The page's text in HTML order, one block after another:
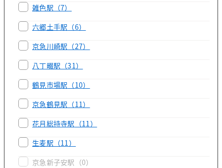
雑色駅 （7）
六郷土手駅 （6）
京急川崎駅 （27）
八丁畷駅 （31）
鶴見市場駅 （10）
京急鶴見駅 （11）
花月総持寺駅 （11）
生麦駅 （11）
京急新子安駅 （0）